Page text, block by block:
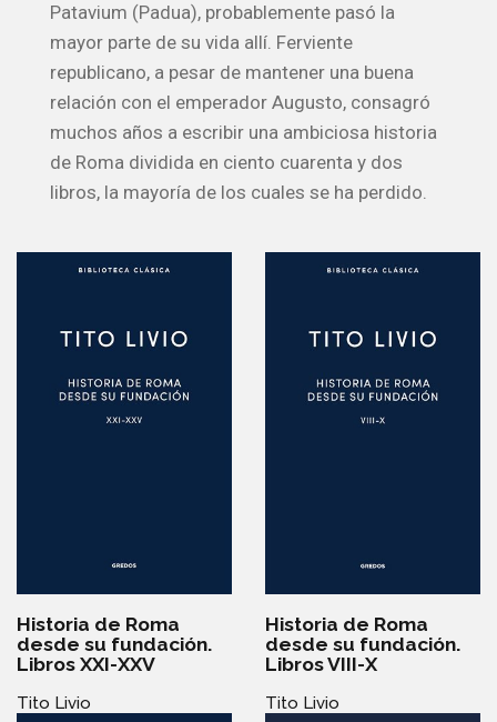
Patavium (Padua), probablemente pasó la
mayor parte de su vida allí. Ferviente
republicano, a pesar de mantener una buena
relación con el emperador Augusto, consagró
muchos años a escribir una ambiciosa historia
de Roma dividida en ciento cuarenta y dos
libros, la mayoría de los cuales se ha perdido.
Historia de Roma
desde su fundación.
Libros XXI-XXV
Tito Livio
Historia de Roma
desde su fundación.
Libros VIII-X
Tito Livio